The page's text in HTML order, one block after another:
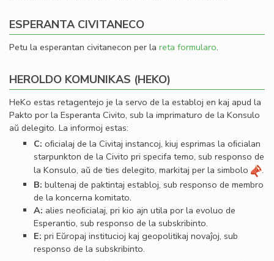
ESPERANTA CIVITANECO
Petu la esperantan civitanecon per la reta formularo.
HEROLDO KOMUNIKAS (HEKO)
HeKo estas retagentejo je la servo de la establoj en kaj apud la
Pakto por la Esperanta Civito, sub la imprimaturo de la Konsulo
aŭ delegito. La informoj estas:
C: oﬁcialaj de la Civitaj instancoj, kiuj esprimas la oﬁcialan
starpunkton de la Civito pri specifa temo, sub responso de
la Konsulo, aŭ de ties delegito, markitaj per la simbolo
.
B: bultenaj de paktintaj establoj, sub responso de membro
de la koncerna komitato.
A: alies neoﬁcialaj, pri kio ajn utila por la evoluo de
Esperantio, sub responso de la subskribinto.
E: pri Eŭropaj institucioj kaj geopolitikaj novaĵoj, sub
responso de la subskribinto.